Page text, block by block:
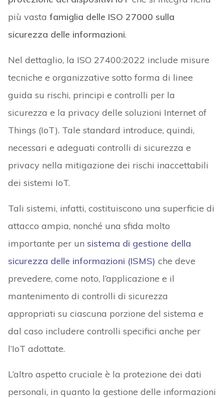
più vasta famiglia delle ISO 27000 sulla
sicurezza delle informazioni.
Nel dettaglio, la ISO 27400:2022 include misure
tecniche e organizzative sotto forma di linee
guida su rischi, principi e controlli per la
sicurezza e la privacy delle soluzioni Internet of
Things (IoT). Tale standard introduce, quindi,
necessari e adeguati controlli di sicurezza e
privacy nella mitigazione dei rischi inaccettabili
dei sistemi IoT.
Tali sistemi, infatti, costituiscono una superficie di
attacco ampia, nonché una sfida molto
importante per un sistema di gestione della
sicurezza delle informazioni (ISMS) che deve
prevedere, come noto, l’applicazione e il
mantenimento di controlli di sicurezza
appropriati su ciascuna porzione del sistema e
dal caso includere controlli specifici anche per
l’IoT adottate.
L’altro aspetto cruciale è la protezione dei dati
personali, in quanto la gestione delle informazioni